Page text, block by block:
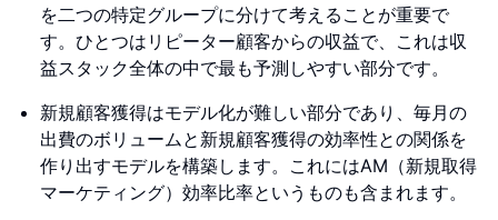
を二つの特定グループに分けて考えることが重要で
す。ひとつはリピーター顧客からの収益で、これは収
益スタック全体の中で最も予測しやすい部分です。
新規顧客獲得はモデル化が難しい部分であり、毎月の
出費のボリュームと新規顧客獲得の効率性との関係を
作り出すモデルを構築します。これにはAM（新規取得
マーケティング）効率比率というものも含まれます。